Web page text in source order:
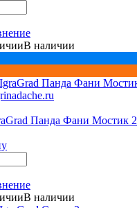
В наличии
Панда Фани Мостик 2
В наличии